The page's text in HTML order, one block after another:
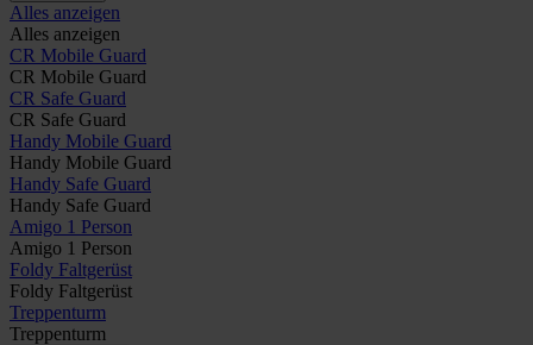
Alles anzeigen
Alles anzeigen
CR Mobile Guard
CR Mobile Guard
CR Safe Guard
CR Safe Guard
Handy Mobile Guard
Handy Mobile Guard
Handy Safe Guard
Handy Safe Guard
Amigo 1 Person
Amigo 1 Person
Foldy Faltgerüst
Foldy Faltgerüst
Treppenturm
Treppenturm